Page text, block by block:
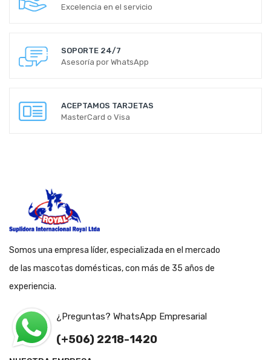
Excelencia en el servicio
SOPORTE 24/7
Asesoría por WhatsApp
ACEPTAMOS TARJETAS
MasterCard o Visa
Somos una empresa líder, especializada en el mercado
de las mascotas domésticas, con más de 35 años de
experiencia.
¿Preguntas? WhatsApp Empresarial
(+506) 2218-1420